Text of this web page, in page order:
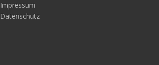
Impressum
Datenschutz